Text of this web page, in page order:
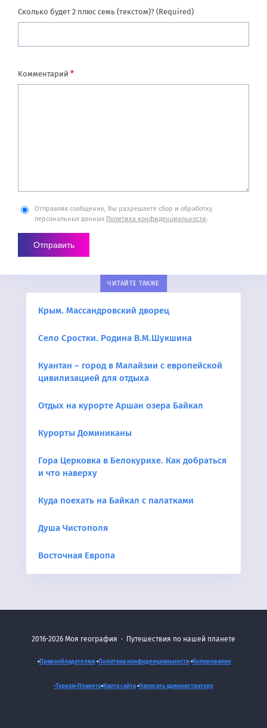
Сколько будет 2 плюс семь (текстом)? (Required)
Комментарий *
Отправляя сообщение, Вы разрешаете сбор и обработку
персональных данных Политика конфиденциальности.
ЧИТАЙТЕ ТАКЖЕ
Крым. Массандровский дворец
Село Сростки. Родина В.М.Шукшина
Куантан – город в Малайзии с европейской
цивилизацией для отдыха
Отдых на курорте Аршан озера Байкал
Курорты Доминиканы
Гора Церковка в Белокурихе. Как добраться
и что наверху
Куда поехать на Байкал с палатками
Душа Чистополя
Восточная Европа
2016-2026 Моя география · Путешествия по нашей планете
•Правообладателям•Политика конфиденциальности•Копирование
•Туризм•Планета•Карта сайта•Написать администратору